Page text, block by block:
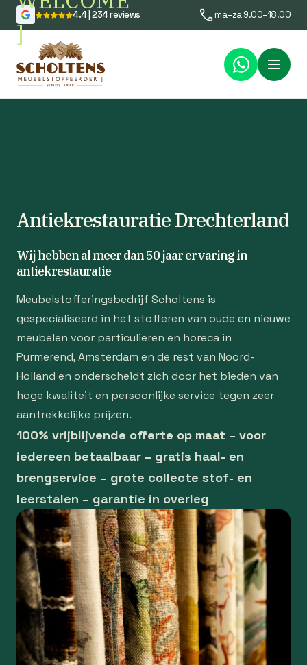
]
4.4 | 234 reviews ma–za 9.00–18.00
Menu
Antiekrestauratie Drechterland
Wij hebben al meer dan 50 jaar ervaring in
antiekrestauratie
Meubelstofferingsbedrijf Scholtens is
gespecialiseerd in het stofferen van oude en nieuwe
meubelen voor particulieren en horeca in
Purmerend, Amsterdam en de rest van Noord-
Holland en onderscheidt zich door het bieden van
hoge kwaliteit en persoonlijke service tegen zeer
aantrekkelijke prijzen.
100% vrijblijvende offerte op maat – voor
iedereen betaalbaar – gratis haal- en
brengservice – grote collecte stof- en
leerstalen – garantie in overleg